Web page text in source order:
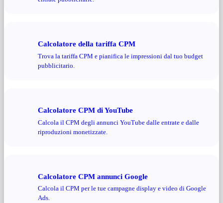
Calcolatore della tariffa CPM
Trova la tariffa CPM e pianifica le impressioni dal tuo budget
pubblicitario.
Calcolatore CPM di YouTube
Calcola il CPM degli annunci YouTube dalle entrate e dalle
riproduzioni monetizzate.
Calcolatore CPM annunci Google
Calcola il CPM per le tue campagne display e video di Google
Ads.